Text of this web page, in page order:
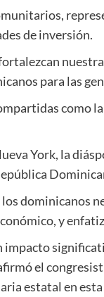
de inversión.
para las
York, la
dominicanos
y
el
estatal en